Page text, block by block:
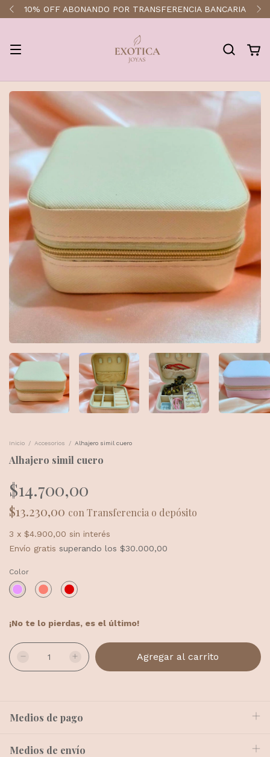
10% OFF ABONANDO POR TRANSFERENCIA BANCARIA
Inicio / Accesorios / Alhajero simil cuero
Alhajero simil cuero
$14.700,00
$13.230,00 con Transferencia o depósito
3 x $4.900,00 sin interés
Envío gratis superando los $30.000,00
Color
¡No te lo pierdas, es el último!
Medios de pago
Medios de envío